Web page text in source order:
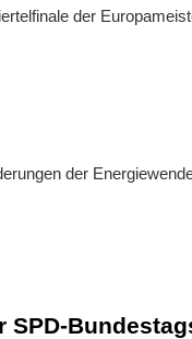
der
der
SPD-